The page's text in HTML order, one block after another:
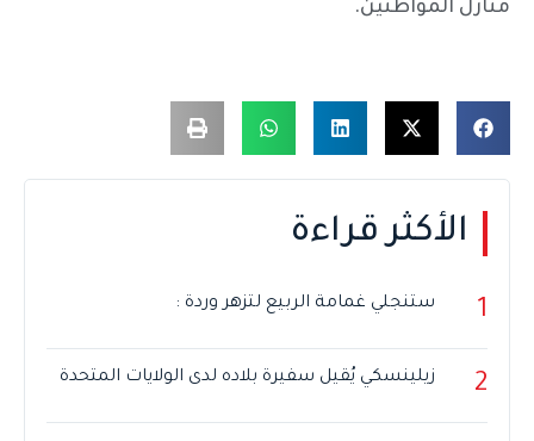
منازل المواطنين.
الأكثر قراءة
1 ستنجلي غمامة الربيع لتزهر وردة :
2 زيلينسكي يُقيل سفيرة بلاده لدى الولايات المتحدة